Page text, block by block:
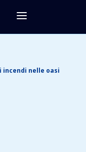
incendi nelle oasi